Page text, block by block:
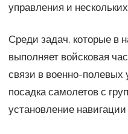
управления и
Среди задач, которые в
выполняет войсковая
связи в военно-полевых
посадка самолетов с
установление